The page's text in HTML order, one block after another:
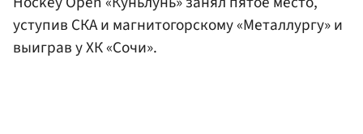
уступив СКА и магнитогорскому «Металлургу» и
выиграв у ХК «Сочи».